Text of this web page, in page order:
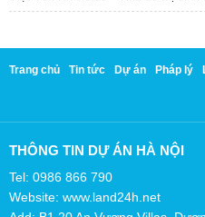
Trang chủ Tin tức Dự án Pháp lý
THÔNG TIN DỰ ÁN HÀ NỘI
Tel: 0986 866 790
Website: www.land24h.net